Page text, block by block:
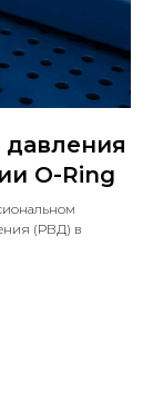
давления
O-Ring
(РВД) в